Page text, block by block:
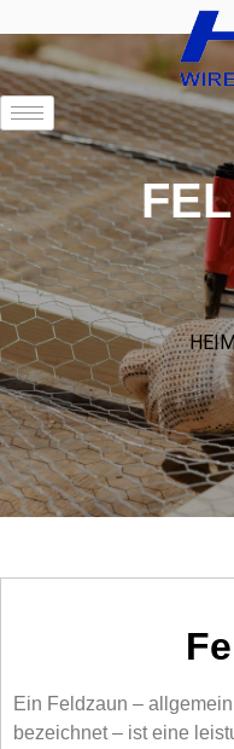
Ein Feldzaun –
bezeichnet – ist eine